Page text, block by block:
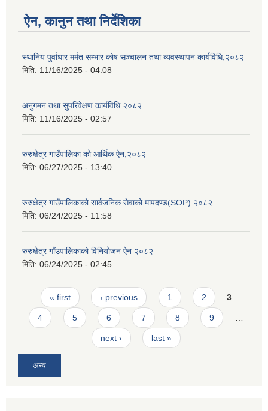
ऐन, कानुन तथा निर्देशिका
स्थानिय पुर्वाधार मर्मत सम्भार कोष सञ्चालन तथा व्यवस्थापन कार्यविधि,२०८२
मिति: 11/16/2025 - 04:08
अनुगमन तथा सुपरिवेक्षण कार्यविधि २०८२
मिति: 11/16/2025 - 02:57
रुरुक्षेत्र गाउँपालिका को आर्थिक ऐन,२०८२
मिति: 06/27/2025 - 13:40
रुरुक्षेत्र गाउँपालिकाको सार्वजनिक सेवाको मापदण्ड(SOP) २०८२
मिति: 06/24/2025 - 11:58
रुरुक्षेत्र गाँउपालिकाको विनियोजन ऐन २०८२
मिति: 06/24/2025 - 02:45
Pages
« first ‹ previous 1 2 3
4 5 6 7 8 9
next › last »
अन्य